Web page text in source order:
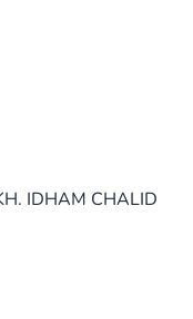
IDHAM CHALID